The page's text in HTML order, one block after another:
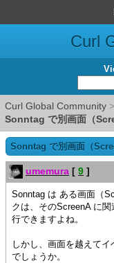
Curl
Curl Global Community >
Sonntag で別画面（
Sonntag で別画面（
umemura [ 9 ]
Sonntag は ある画面（
クは、そのScreenA に
行できますよね。
しかし、画面を越えて
でしょうか。